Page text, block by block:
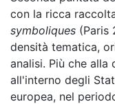
con la ricca
symboliques (Paris
densità tematica,
analisi. Più che
all'interno degli
europea, nel